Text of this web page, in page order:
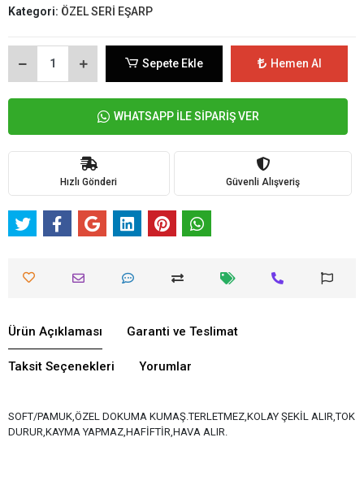
Kategori: ÖZEL SERİ EŞARP
Sepete Ekle Hemen Al
WHATSAPP İLE SİPARİŞ VER
Hızlı Gönderi Güvenli Alışveriş
Ürün Açıklaması Garanti ve Teslimat
Taksit Seçenekleri Yorumlar
SOFT/PAMUK,ÖZEL DOKUMA KUMAŞ.TERLETMEZ,KOLAY ŞEKİL ALIR,TOK
DURUR,KAYMA YAPMAZ,HAFİFTİR,HAVA ALIR.